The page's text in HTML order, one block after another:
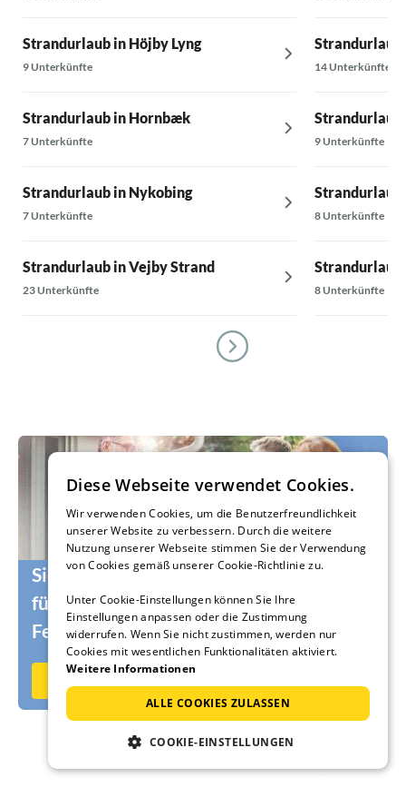
Strandurlaub in Höjby Lyng
9 Unterkünfte
Strandurlaub in Hornbæk
7 Unterkünfte
Strandurlaub in Nykobing
7 Unterkünfte
Strandurlaub in Vejby Strand
23 Unterkünfte
Strandurlaub
14 Unterkünfte
Strandurlaub
9 Unterkünfte
Strandurlaub
8 Unterkünfte
Strandurlaub
8 Unterkünfte
Sie suchen noch die passenden Urlauber
für Ihr Ferienhaus oder Ihre
Ferienwohnung?
Diese Webseite verwendet Cookies.
Wir verwenden Cookies, um die Benutzerfreundlichkeit
unserer Website zu verbessern. Durch die weitere
Nutzung unserer Webseite stimmen Sie der Verwendung
von Cookies gemäß unserer Cookie-Richtlinie zu.
Unter Cookie-Einstellungen können Sie Ihre
Einstellungen anpassen oder die Zustimmung
widerrufen. Wenn Sie nicht zustimmen, werden nur
Cookies mit wesentlichen Funktionalitäten aktiviert.
Weitere Informationen
ALLE COOKIES ZULASSEN
COOKIE-EINSTELLUNGEN